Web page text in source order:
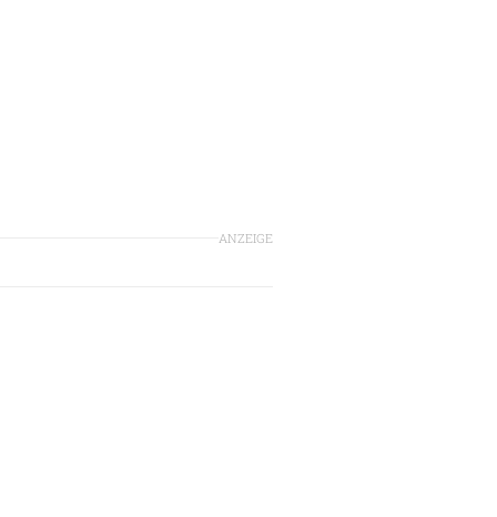
ANZEIGE